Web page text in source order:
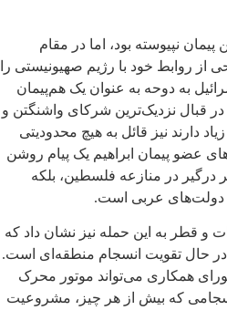
نپیوسته بود، اما در مقام
روابط خود با رژیم صهیونیستی را
به دوحه به عنوان یک هم‌پیمان
در قبال نزدیک‌ترین شرکای واشنگتن و
دارند نیز قائل به هیچ محدودیتی
عضو پیمان ابراهیم یک پیام روشن
درگیر در منازعه فلسطین، بلکه
دولت‌های عربی است.
و قطر به این حمله نیز نشان داد که
در حال تقویت انسجام منطقه‌ای است.
همکاری می‌تواند موتور محرک
که بیش از هر چیز، مشروعیت